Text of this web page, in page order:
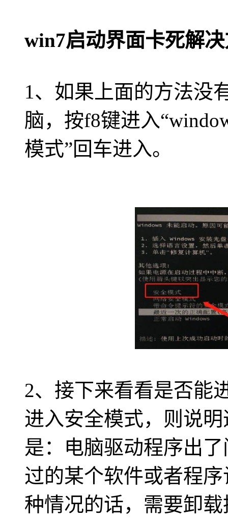
win7启动界面卡死解
1、如果上面的方法没
脑，按f8键进入
模式”回车进入。
2、接下来看看是否能
进入安全模式，则说
是：电脑驱动程序出
过的某个软件或者程
种情况的话，需要卸